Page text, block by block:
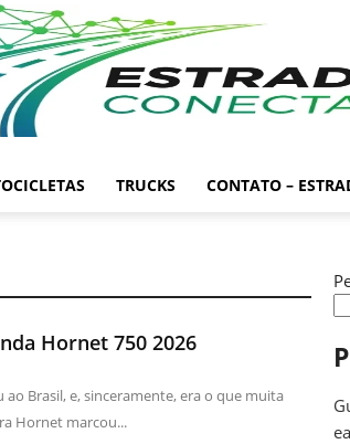
TRUCKS CONTATO –
Hornet 750 2026
Brasil, e, sinceramente, era o que muita
Hornet marcou...